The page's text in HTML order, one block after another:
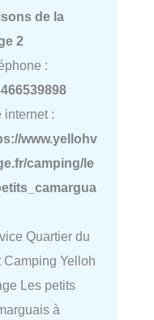
de la
2
:
internet :
www.yellohv
camping/le
Quartier du
Camping Yelloh
Les petits
à